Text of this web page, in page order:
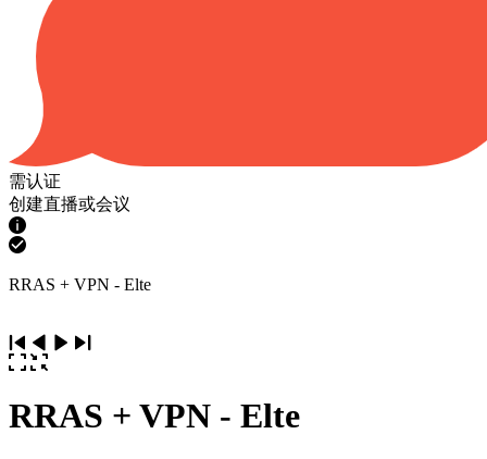
需认证
创建直播或会议
RRAS + VPN - Elte
RRAS + VPN - Elte